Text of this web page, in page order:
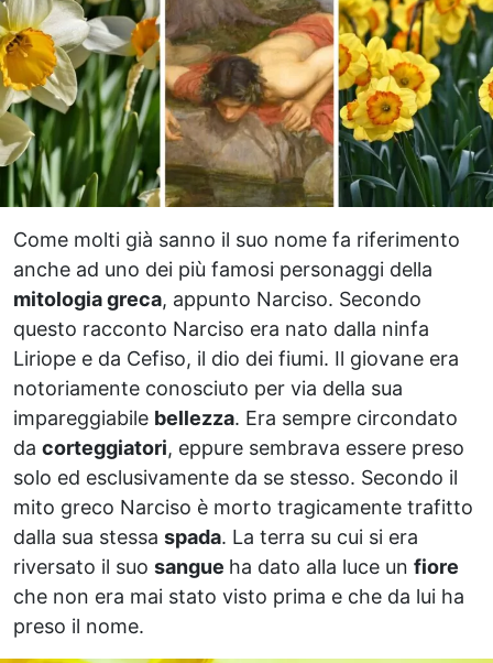
Come molti già sanno il suo nome fa riferimento
anche ad uno dei più famosi personaggi della
mitologia greca, appunto Narciso. Secondo
questo racconto Narciso era nato dalla ninfa
Liriope e da Cefiso, il dio dei fiumi. Il giovane era
notoriamente conosciuto per via della sua
impareggiabile bellezza. Era sempre circondato
da corteggiatori, eppure sembrava essere preso
solo ed esclusivamente da se stesso. Secondo il
mito greco Narciso è morto tragicamente trafitto
dalla sua stessa spada. La terra su cui si era
riversato il suo sangue ha dato alla luce un fiore
che non era mai stato visto prima e che da lui ha
preso il nome.